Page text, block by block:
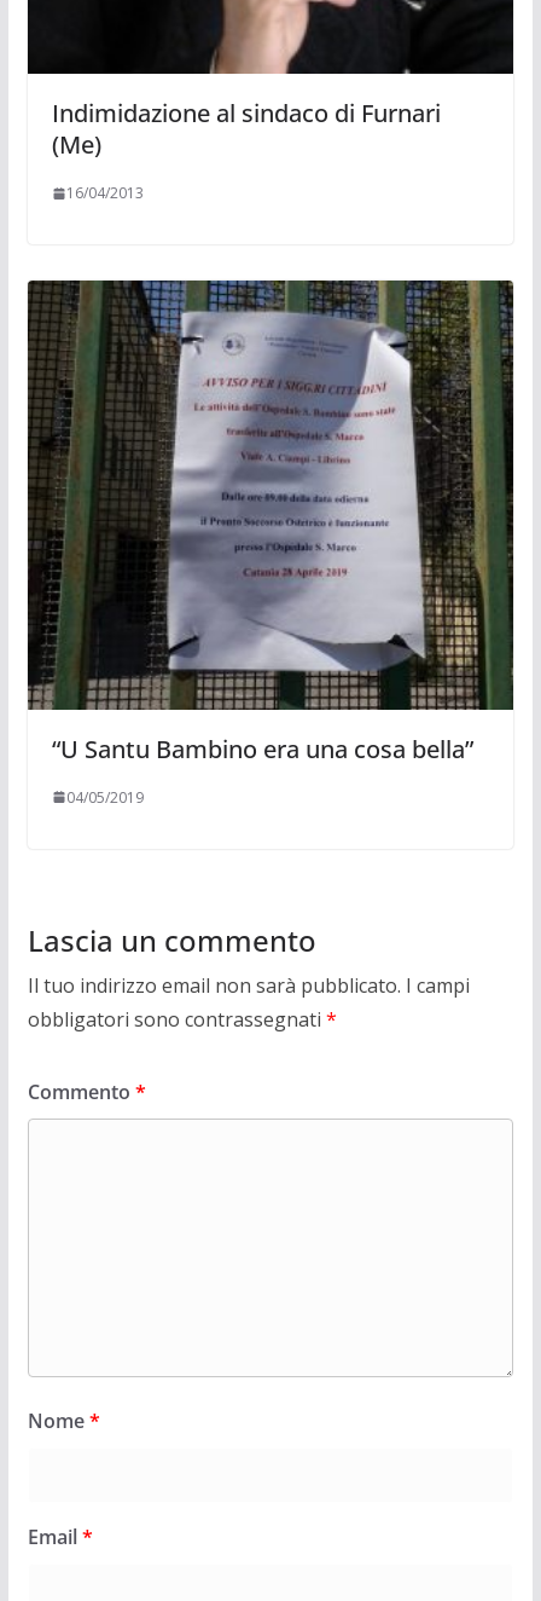
Indimidazione al sindaco di Furnari
(Me)
16/04/2013
“U Santu Bambino era una cosa bella”
04/05/2019
Lascia un commento
Il tuo indirizzo email non sarà pubblicato. I campi
obbligatori sono contrassegnati *
Commento *
Nome*
Email*